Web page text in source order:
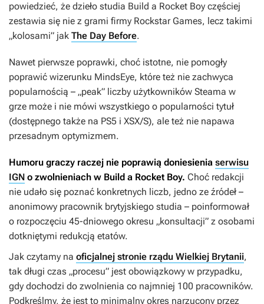
powiedzieć, że dzieło studia Build a Rocket Boy częściej
zestawia się nie z grami firmy Rockstar Games, lecz takimi
„kolosami” jak The Day Before.
Nawet pierwsze poprawki, choć istotne, nie pomogły
poprawić wizerunku MindsEye, które też nie zachwyca
popularnością – „peak” liczby użytkowników Steama w
grze może i nie mówi wszystkiego o popularności tytuł
(dostępnego także na PS5 i XSX/S), ale też nie napawa
przesadnym optymizmem.
Humoru graczy raczej nie poprawią doniesienia serwisu
IGN o zwolnieniach w Build a Rocket Boy. Choć redakcji
nie udało się poznać konkretnych liczb, jedno ze źródeł –
anonimowy pracownik brytyjskiego studia – poinformował
o rozpoczęciu 45-dniowego okresu „konsultacji” z osobami
dotkniętymi redukcją etatów.
Jak czytamy na oficjalnej stronie rządu Wielkiej Brytanii,
tak długi czas „procesu” jest obowiązkowy w przypadku,
gdy dochodzi do zwolnienia co najmniej 100 pracowników.
Podkreślmy, że jest to minimalny okres narzucony przez